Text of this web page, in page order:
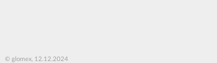
© glomex, 12.12.2024